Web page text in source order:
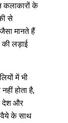
कलाकारों के
से
मानते हैं
लड़ाई
में भी
होता है,
देश और
के साथ